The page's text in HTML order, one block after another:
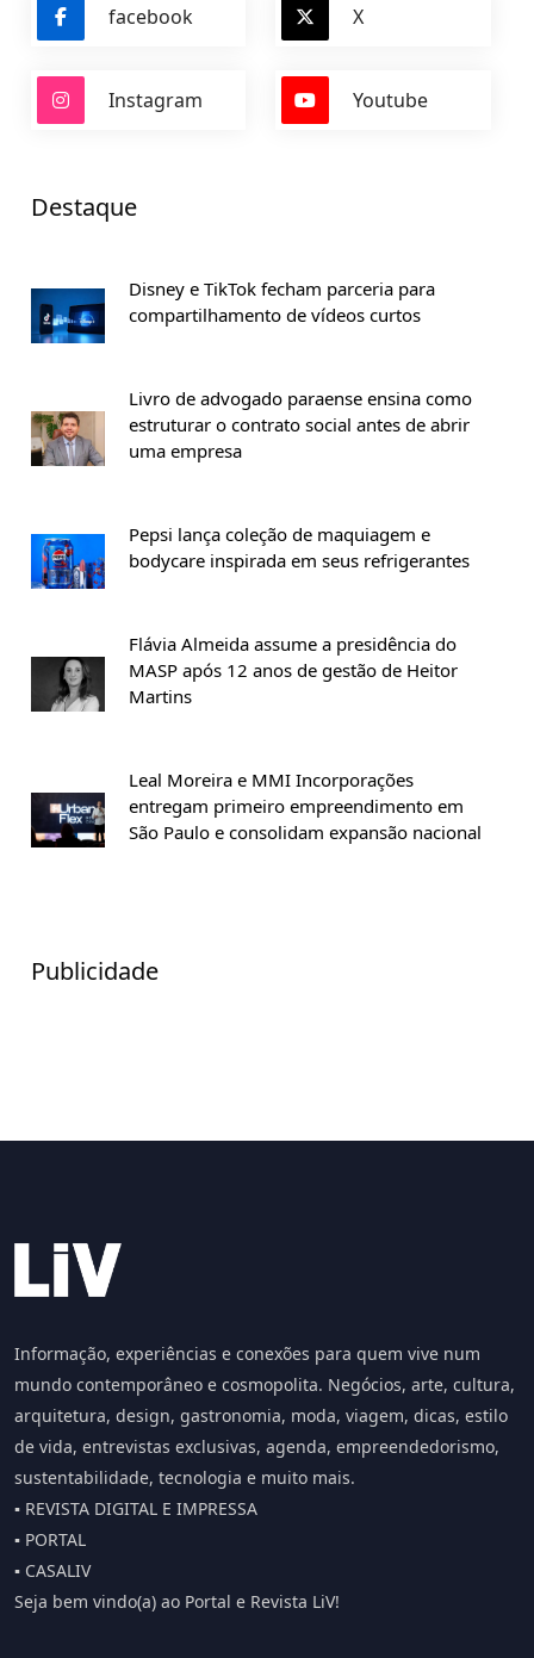
facebook X
Instagram Youtube
Destaque
Disney e TikTok fecham parceria para
compartilhamento de vídeos curtos
Livro de advogado paraense ensina como
estruturar o contrato social antes de abrir
uma empresa
Pepsi lança coleção de maquiagem e
bodycare inspirada em seus refrigerantes
Flávia Almeida assume a presidência do
MASP após 12 anos de gestão de Heitor
Martins
Leal Moreira e MMI Incorporações
entregam primeiro empreendimento em
São Paulo e consolidam expansão nacional
Publicidade
Informação, experiências e conexões para quem vive num
mundo contemporâneo e cosmopolita. Negócios, arte, cultura,
arquitetura, design, gastronomia, moda, viagem, dicas, estilo
de vida, entrevistas exclusivas, agenda, empreendedorismo,
sustentabilidade, tecnologia e muito mais.
▪️ REVISTA DIGITAL E IMPRESSA
▪️ PORTAL
▪️ CASALIV
Seja bem vindo(a) ao Portal e Revista LiV!